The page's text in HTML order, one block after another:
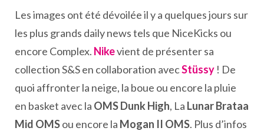
CONTACT
Les images ont été dévoilée il y a quelques jours sur
les plus grands daily news tels que NiceKicks ou
encore Complex. Nikevient de présenter sa
collection S&S en collaboration avecStüssy ! De
quoi affronter la neige, la boue ou encore la pluie
en basket avec la OMS Dunk High, La Lunar Brataa
Mid OMSou encore la Mogan II OMS. Plus d’infos